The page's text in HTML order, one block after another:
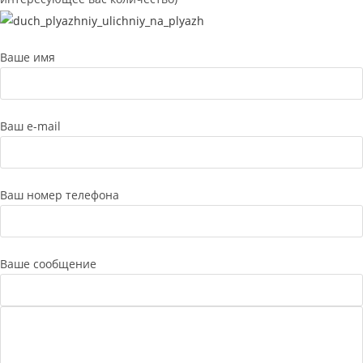
Ваше имя
Ваш e-mail
Ваш номер телефона
Ваше сообщение